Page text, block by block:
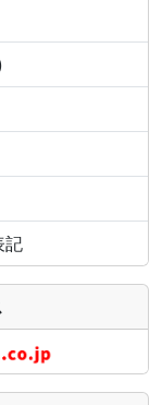
記